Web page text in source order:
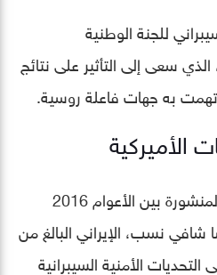
للجنة الوطنية
في عام 2016، الذي سعى إلى التأثير على نتائج
أُتهمت به جهات فاعلة روسية.
الأميركية
في ضوء الوثائق القضائية المنشورة بين الأعوام 2016
شافي نسب، الإيراني البالغ من
على التحديات الأمنية السيبرانية